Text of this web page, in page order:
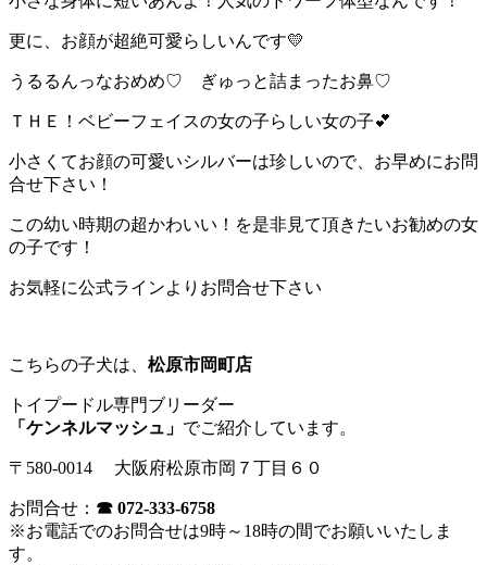
更に、お顔が超絶可愛らしいんです💛
うるるんっなおめめ♡ ぎゅっと詰まったお鼻♡
ＴＨＥ！ベビーフェイスの女の子らしい女の子💕
小さくてお顔の可愛いシルバーは珍しいので、お早めにお問
合せ下さい！
この幼い時期の超かわいい！を是非見て頂きたいお勧めの女
の子です！
お気軽に公式ラインよりお問合せ下さい
こちらの子犬は、 松原市岡町店
トイプードル専門ブリーダー
「ケンネルマッシュ」 でご紹介しています。
〒580-0014 大阪府松原市岡７丁目６０
お問合せ： ☎ 072-333-6758
※お電話でのお問合せは9時～18時の間でお願いいたしま
す。